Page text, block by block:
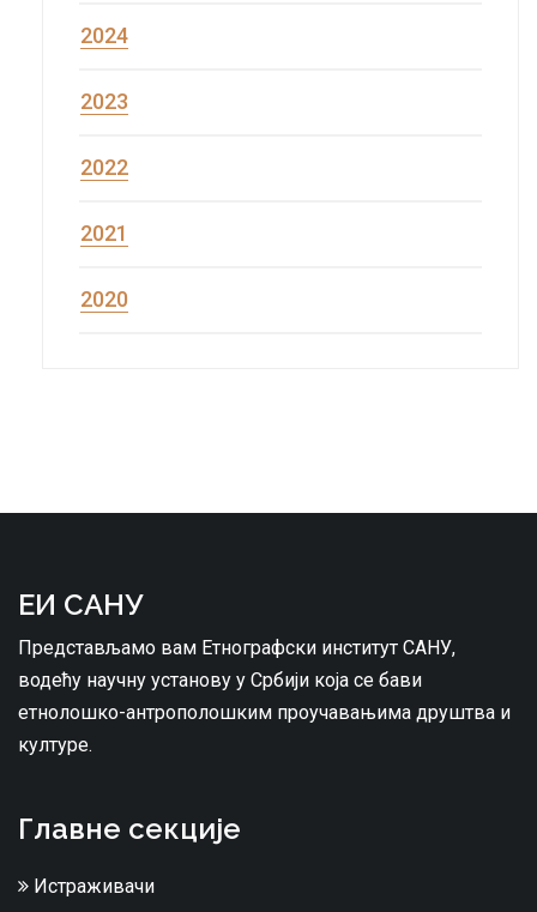
2024
2023
2022
2021
2020
ЕИ САНУ
Представљамо вам Етнографски институт САНУ,
водећу научну установу у Србији која се бави
етнолошко-антрополошким проучавањима друштва и
културе.
Главне секције
Истраживачи